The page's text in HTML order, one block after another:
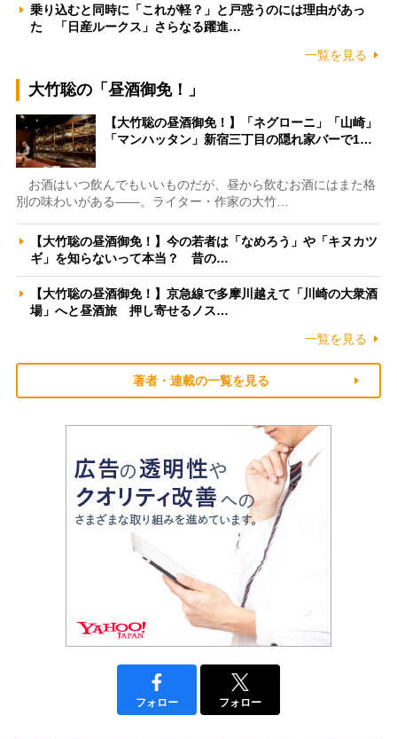
乗り込むと同時に「これが軽？」と戸惑うのには理由があっ
た 「日産ルークス」さらなる躍進…
一覧を見る
大竹聡の「昼酒御免！」
【大竹聡の昼酒御免！】「ネグローニ」「山崎」
「マンハッタン」新宿三丁目の隠れ家バーで1…
お酒はいつ飲んでもいいものだが、昼から飲むお酒にはまた格
別の味わいがある――。ライター・作家の大竹…
【大竹聡の昼酒御免！】今の若者は「なめろう」や「キヌカツ
ギ」を知らないって本当？ 昔の…
【大竹聡の昼酒御免！】京急線で多摩川越えて「川崎の大衆酒
場」へと昼酒旅 押し寄せるノス…
一覧を見る
著者・連載の一覧を見る
フォロー フォロー